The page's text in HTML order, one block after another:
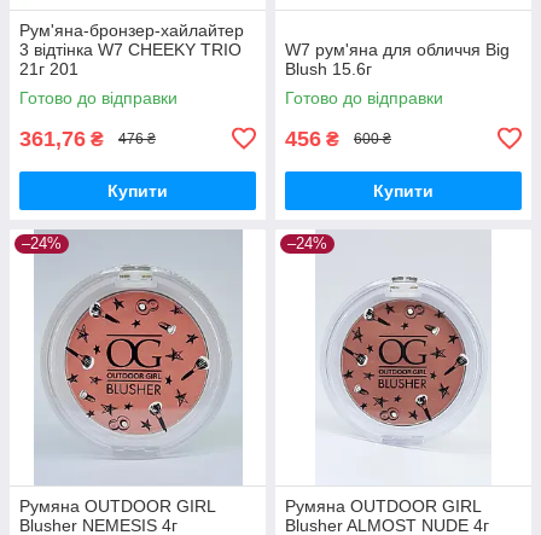
Рум'яна-бронзер-хайлайтер
3 відтінка W7 CHEEKY TRIO
21г 201
Готово до відправки
361,76 ₴ 476 ₴
Купити
W7 рум'яна для обличчя Big
Blush 15.6г
Готово до відправки
456 ₴ 600 ₴
Купити
–24%
Румяна OUTDOOR GIRL
Blusher NEMESIS 4г
–24%
Румяна OUTDOOR GIRL
Blusher ALMOST NUDE 4г